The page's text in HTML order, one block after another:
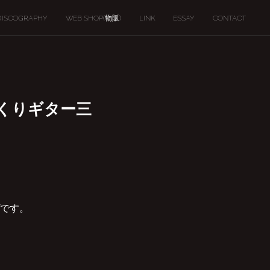
WEB SHOP(物販) LINK ESSAY CONTACT
りギター三
す。